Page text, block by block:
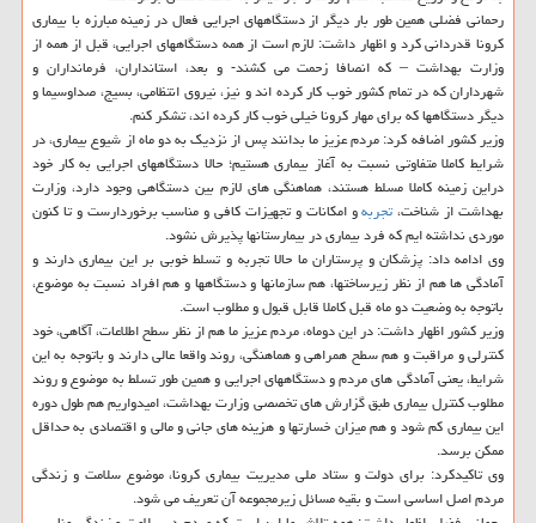
رحمانی فضلی همین طور بار دیگر از دستگاههای اجرایی فعال در زمینه مبارزه با بیماری
كرونا قدردانی كرد و اظهار داشت: لازم است از همه دستگاههای اجرایی، قبل از همه از
وزارت بهداشت – كه انصافا زحمت می كشند- و بعد، استانداران، فرمانداران و
شهرداران كه در تمام كشور خوب كار كرده اند و نیز، نیروی انتظامی، بسیج، صداوسیما و
دیگر دستگاهها كه برای مهار كرونا خیلی خوب كار كرده اند، تشكر كنم.
وزیر كشور اضافه كرد: مردم عزیز ما بدانند پس از نزدیك به دو ماه از شیوع بیماری، در
شرایط كاملا متفاوتی نسبت به آغاز بیماری هستیم؛ حالا دستگاههای اجرایی به كار خود
دراین زمینه كاملا مسلط هستند، هماهنگی های لازم بین دستگاهی وجود دارد، وزارت
بهداشت از شناخت،تجربهو امكانات و تجهیزات كافی و مناسب برخوردارست و تا كنون
موردی نداشته ایم كه فرد بیماری در بیمارستانها پذیرش نشود.
وی ادامه داد: پزشكان و پرستاران ما حالا تجربه و تسلط خوبی بر این بیماری دارند و
آمادگی ها هم از نظر زیرساختها، هم سازمانها و دستگاهها و هم افراد نسبت به موضوع،
باتوجه به وضعیت دو ماه قبل كاملا قابل قبول و مطلوب است.
وزیر كشور اظهار داشت: در این دوماه، مردم عزیز ما هم از نظر سطح اطلاعات، آگاهی، خود
كنترلی و مراقبت و هم سطح همراهی و هماهنگی، روند واقعا عالی دارند و باتوجه به این
شرایط، یعنی آمادگی های مردم و دستگاههای اجرایی و همین طور تسلط به موضوع و روند
مطلوب كنترل بیماری طبق گزارش های تخصصی وزارت بهداشت، امیدواریم هم طول دوره
این بیماری كم شود و هم میزان خسارتها و هزینه های جانی و مالی و اقتصادی به حداقل
ممكن برسد.
وی تاكیدكرد: برای دولت و ستاد ملی مدیریت بیماری كرونا، موضوع سلامت و زندگی
مردم اصل اساسی است و بقیه مسائل زیرمجموعه آن تعریف می شود.